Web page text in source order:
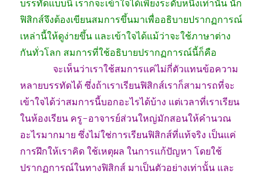
บรรทัดแบบนี้ เราก็จะเข้าใจได้เพียงระดับหนึ่งเท่านั้น นัก
ฟิสิกส์จึงต้องเขียนสมการขึ้นมาเพื่ออธิบายปรากฏการณ์
เหล่านี้ให้ดูง่ายขึ้น และเข้าใจได้แม้ว่าจะใช้ภาษาต่าง
กันทั่วโลก สมการที่ใช้อธิบายปรากฏการณ์นี้ก็คือ
จะเห็นว่าเราใช้สมการแค่ไม่กี่ตัวแทนข้อความ
หลายบรรทัดได้ ซึ่งถ้าเราเรียนฟิสิกส์เราก็สามารถที่จะ
เข้าใจได้ว่าสมการนี้บอกอะไรได้บ้าง แต่เวลาที่เราเรียน
ในห้องเรียน ครู-อาจารย์ส่วนใหญ่มักสอนให้คำนวณ
อะไรมากมาย ซึ่งไม่ใช่การเรียนฟิสิกส์ที่แท้จริง เป็นแค่
การฝึกให้เราคิด ใช้เหตุผล ในการแก้ปัญหา โดยใช้
ปรากฏการณ์ในทางฟิสิกส์ มาเป็นตัวอย่างเท่านั้น และ